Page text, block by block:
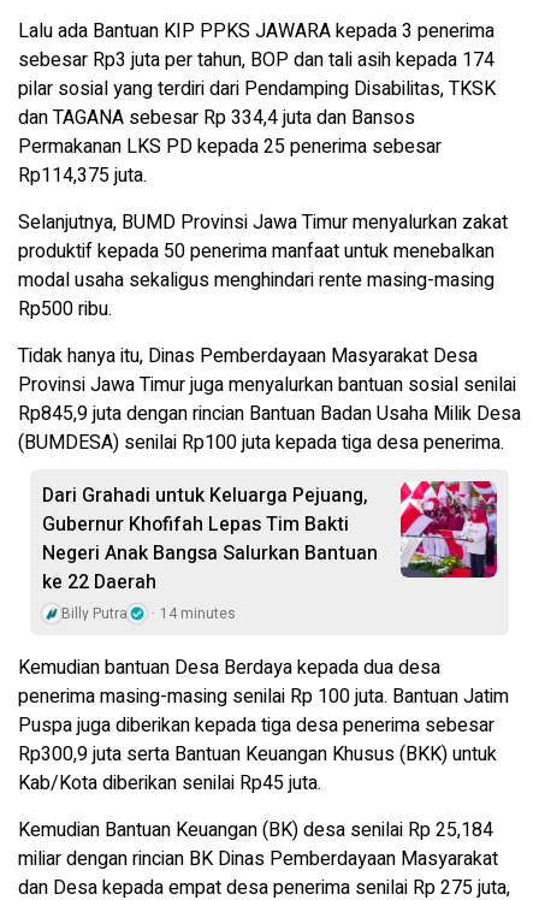
Lalu ada Bantuan KIP PPKS JAWARA kepada 3 penerima
sebesar Rp3 juta per tahun, BOP dan tali asih kepada 174
pilar sosial yang terdiri dari Pendamping Disabilitas, TKSK
dan TAGANA sebesar Rp 334,4 juta dan Bansos
Permakanan LKS PD kepada 25 penerima sebesar
Rp114,375 juta.
Selanjutnya, BUMD Provinsi Jawa Timur menyalurkan zakat
produktif kepada 50 penerima manfaat untuk menebalkan
modal usaha sekaligus menghindari rente masing-masing
Rp500 ribu.
Tidak hanya itu, Dinas Pemberdayaan Masyarakat Desa
Provinsi Jawa Timur juga menyalurkan bantuan sosial senilai
Rp845,9 juta dengan rincian Bantuan Badan Usaha Milik Desa
(BUMDESA) senilai Rp100 juta kepada tiga desa penerima.
Dari Grahadi untuk Keluarga Pejuang,
Gubernur Khofifah Lepas Tim Bakti
Negeri Anak Bangsa Salurkan Bantuan
ke 22 Daerah
Billy Putra 14 minutes
Kemudian bantuan Desa Berdaya kepada dua desa
penerima masing-masing senilai Rp 100 juta. Bantuan Jatim
Puspa juga diberikan kepada tiga desa penerima sebesar
Rp300,9 juta serta Bantuan Keuangan Khusus (BKK) untuk
Kab/Kota diberikan senilai Rp45 juta.
Kemudian Bantuan Keuangan (BK) desa senilai Rp 25,184
miliar dengan rincian BK Dinas Pemberdayaan Masyarakat
dan Desa kepada empat desa penerima senilai Rp 275 juta,